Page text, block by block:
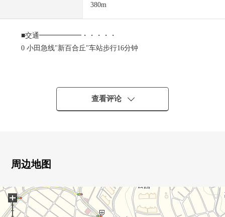
380m
■交通━━━━━━・・・・・
0 小田急线"新百合丘"车站步行16分钟
0 为第一类低层住宅专用区，是清静的住宅区。
0 土地面积249.52平米(约75.47坪)
0 前面道路北侧公路幅员约7.0m
0 在建筑条件从属于的待售土地，没有。请在喜欢的House
■ 周边环境━━━━━━・・・・・
○ sanwa百合丘商店、步行13分(约1020m)
查看评论
周边地图
+